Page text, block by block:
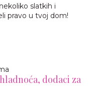
slatkih i
pravo u tvoj dom!
dodaci za